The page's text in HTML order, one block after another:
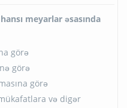
meyarlar əsasında
görə
görə
görə
və digər